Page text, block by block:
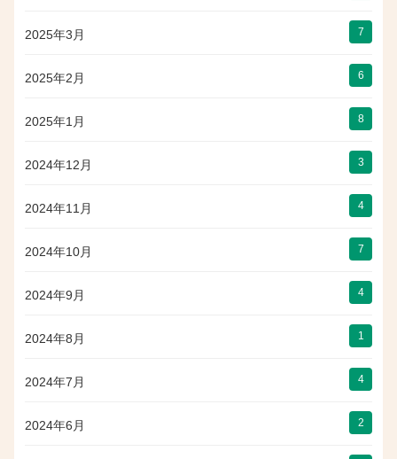
2025年3月 7
2025年2月 6
2025年1月 8
2024年12月 3
2024年11月 4
2024年10月 7
2024年9月 4
2024年8月 1
2024年7月 4
2024年6月 2